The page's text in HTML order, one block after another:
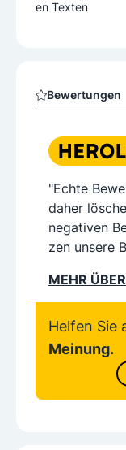
en Texten
Bewertungen
"Echte
daher
negativen
zen unsere
MEHR
Helfen Sie
Meinung.